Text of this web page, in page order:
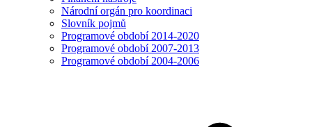
Národní orgán pro koordinaci
Slovník pojmů
Programové období 2014-2020
Programové období 2007-2013
Programové období 2004-2006